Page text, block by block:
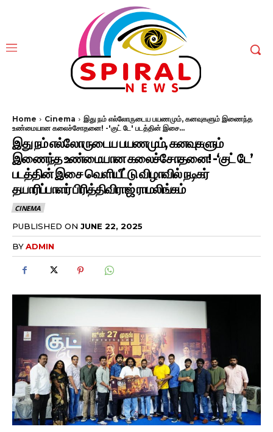
Home Cinema
இது நம் எல்லோருடைய பயணமும், கனவுகளும் இணைந்த
உண்மையான கலைச்சோதனை! -'குட் டே' படத்தின் இசை...
இது நம் எல்லோருடைய பயணமும், கனவுகளும்
இணைந்த உண்மையான கலைச்சோதனை! -‘குட் டே’
படத்தின் இசை வெளியீட்டு விழாவில் நடிகர்
தயாரிப்பாளர் பிரித்திவிராஜ் ராமலிங்கம்
CINEMA
PUBLISHED ON JUNE 22, 2025
BYADMIN